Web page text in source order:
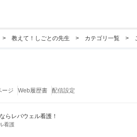
教えて！しごとの先生 カテゴリ一覧
らレバウェル看護！
看護
ージ Web履歴書 配信設定
探す
ランキングから企業を探す